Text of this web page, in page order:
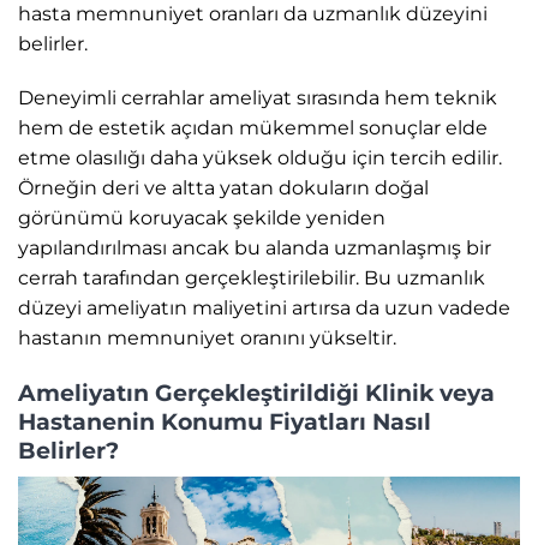
hasta memnuniyet oranları da uzmanlık düzeyini
belirler.
Deneyimli cerrahlar ameliyat sırasında hem teknik
hem de estetik açıdan mükemmel sonuçlar elde
etme olasılığı daha yüksek olduğu için tercih edilir.
Örneğin deri ve altta yatan dokuların doğal
görünümü koruyacak şekilde yeniden
yapılandırılması ancak bu alanda uzmanlaşmış bir
cerrah tarafından gerçekleştirilebilir. Bu uzmanlık
düzeyi ameliyatın maliyetini artırsa da uzun vadede
hastanın memnuniyet oranını yükseltir.
Ameliyatın Gerçekleştirildiği Klinik veya
Hastanenin Konumu Fiyatları Nasıl
Belirler?